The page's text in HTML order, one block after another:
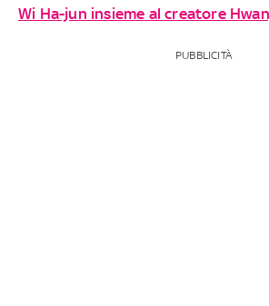
Wi Ha-jun insieme al creatore
PUBBLICITÀ